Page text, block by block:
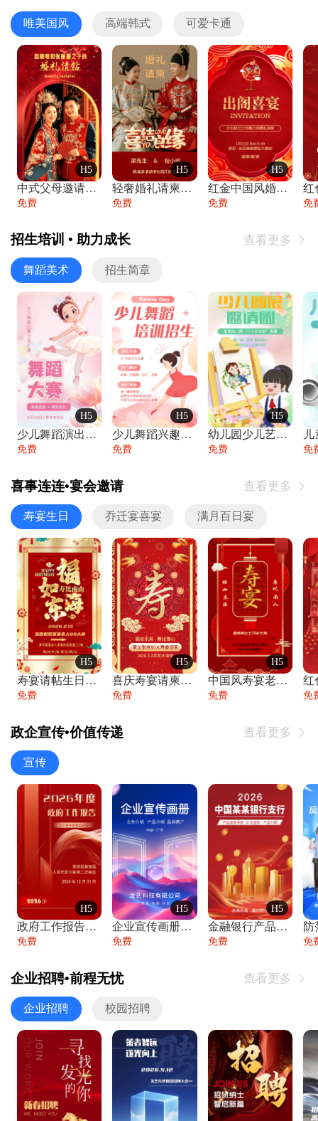
唯美国风 高端韩式 可爱卡通
H5
中式父母邀请函婚礼结婚请柬请贴父母邀请方
免费
H5
轻奢婚礼请柬婚礼邀请函结婚照请帖
免费
H5
红金中国风婚礼请柬出阁喜宴嫁女请帖出阁宴
免费 免
招生培训 • 助力成长 查看更多 
舞蹈美术 招生简章
H5
少儿舞蹈演出舞蹈比赛跳舞大赛文艺汇演活动
免费
H5
少儿舞蹈兴趣班艺术培训学校招生宣传
免费
H5
幼儿园少儿艺术展览绘画展摄影作品展美术展
免费 免
喜事连连•宴会邀请 查看更多 
寿宴生日 乔迁宴喜宴 满月百日宴
H5
寿宴请帖生日宴邀请函老人寿星生日快乐祝寿
免费
H5
喜庆寿宴请柬老人生日宴会邀请函请柬过大寿
免费
H5
中国风寿宴老人生日宴会邀请函寿宴请帖请柬
免费 免
政企宣传•价值传递 查看更多 
宣传
H5
政府工作报告政府年终工作总结
免费
H5
企业宣传画册公司简介产品介绍业务宣传手册
免费
H5
金融银行产品宣传手册企业宣传产品介绍
免费
防
免
企业招聘•前程无忧 查看更多 
企业招聘 校园招聘